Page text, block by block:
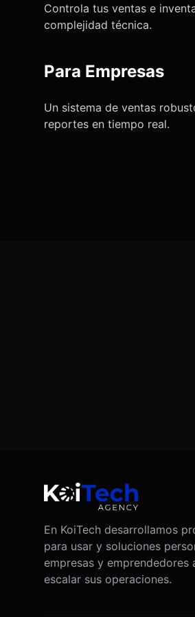
Controla tus ventas e
complejidad técnica.
Para Empresas
Un sistema de ventas
reportes en tiempo real.
En KoiTech desarrollamos
para usar y soluciones
empresas y
escalar sus operaciones.